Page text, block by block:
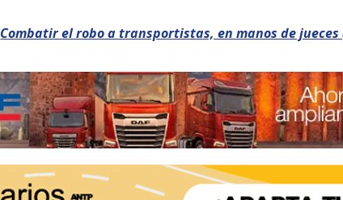
Combatir el robo a transportistas, en manos de jueces